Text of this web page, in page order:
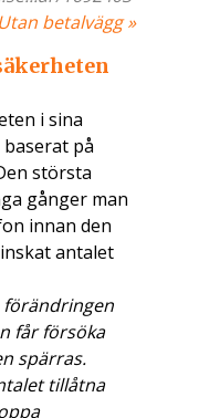
Utan betalvägg »
i sina
baserat på
största
gånger man
innan den
antalet
förändringen
får försöka
spärras.
tillåtna